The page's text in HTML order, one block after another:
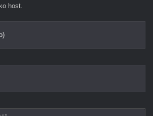
host.